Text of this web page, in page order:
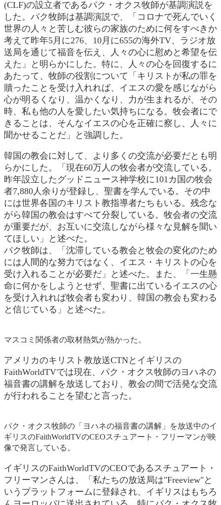
(CLF)の設立者であるパク・オクス牧師が基調演説を
した。パク牧師は基調演説で、「コロナで死んでいく
世界の人々と苦しむ彼らの家族のために何をすべきか
考えて昨年5月に276、10月に655の海外TV、ラジオ放
送局を通じて福音を伝え、人々の心に慰めと希望を伝
えた」と明らかにした。特に、人々の心を回復するに
あたって、牧師の役割について「キリストが私の罪を
贖ったことを受け入れれば、イエスの愛を感じながら
心が明るくなり、温かくなり、力が生まれるが、その
時、私も他の人を愛したい気持ちになる。牧会者にで
きることは、そんなイエスの心を正確に察し、人々に
聞かせることだ」と強調した。
韓国の教会に対して、より多くの交流が必要だとも明
らかにした。「現在60万人の牧会者が交流している。
昨年設立したグッドニュース神学校に101カ国の牧会
者7,880人余りが登録し、聖書を学んでいる。その中
には世界各国のキリスト教指導者たちもいる。残念な
がら韓国の教会はすべて分裂している。牧会者の交流
が重要だが、お互いに交流しながら様々な見解を聞い
てほしい」と述べた。
パク牧師は、「沈滞している教会と牧会の変化のため
には人間的な努力ではなく、イエス・キリストの心を
受け入れることが必要だ」と述べた。また、「一生懸
命に何かをしようとせず、聖書に出ているイエスの心
を受け入れれば牧会者も変わり、韓国の教会も変わる
と信じている」と述べた。
マスコミ関係者の取材熱気が熱かった。
アメリカのキリスト教放送CTNとイギリスの
FaithWorldTVでは現在、パク・オクス牧師のヨハネの
福音書の講解を放送しており、教会の間で活発な交流
が行われることを望むと言った。
パク・オクス牧師の「ヨハネの福音書の講解」を放送中のイ
ギリスのFaithWorldTVのCEOスチュアート・フリーマンが映
像で発言している。
イギリスのFaithWorldTVのCEOであるスチュアート・
フリーマンさんは、「私たちの放送局は"Freeview"と
いうプラットフォームに登録され、イギリスはもちろ